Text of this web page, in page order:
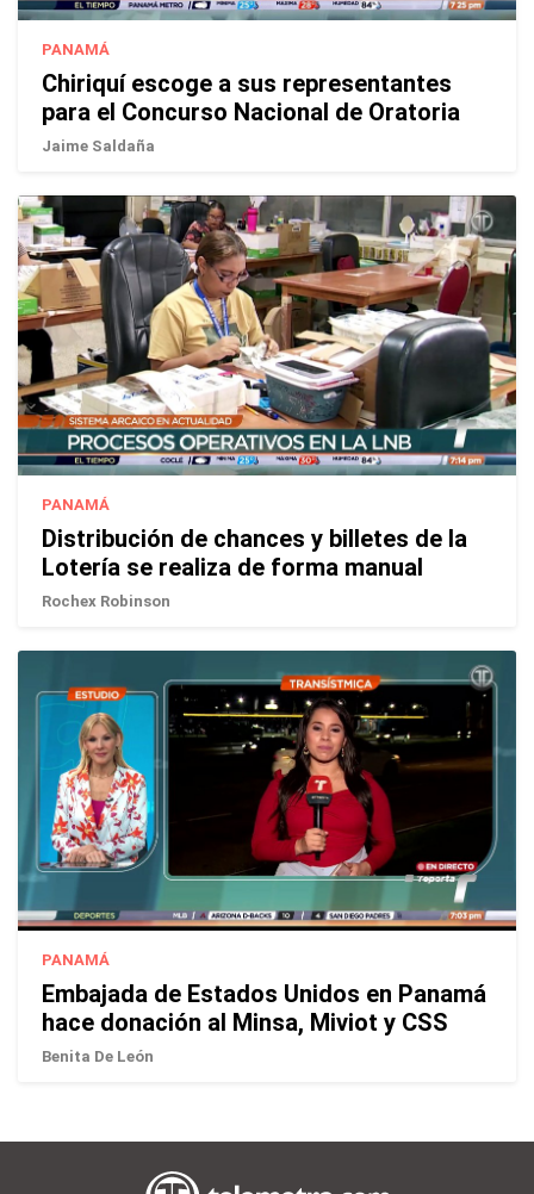
PANAMÁ
Chiriquí escoge a sus representantes
para el Concurso Nacional de Oratoria
Jaime Saldaña
PANAMÁ
Distribución de chances y billetes de la
Lotería se realiza de forma manual
Rochex Robinson
PANAMÁ
Embajada de Estados Unidos en Panamá
hace donación al Minsa, Miviot y CSS
Benita De León